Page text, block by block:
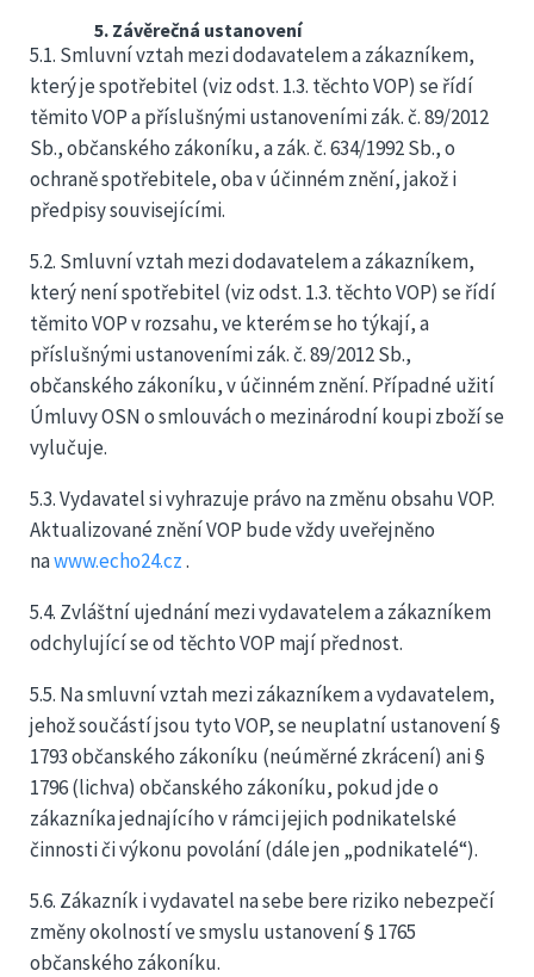
5. Závěrečná ustanovení
5.1. Smluvní vztah mezi dodavatelem a zákazníkem,
který je spotřebitel (viz odst. 1.3. těchto VOP) se řídí
těmito VOP a příslušnými ustanoveními zák. č. 89/2012
Sb., občanského zákoníku, a zák. č. 634/1992 Sb., o
ochraně spotřebitele, oba v účinném znění, jakož i
předpisy souvisejícími.
5.2. Smluvní vztah mezi dodavatelem a zákazníkem,
který není spotřebitel (viz odst. 1.3. těchto VOP) se řídí
těmito VOP v rozsahu, ve kterém se ho týkají, a
příslušnými ustanoveními zák. č. 89/2012 Sb.,
občanského zákoníku, v účinném znění. Případné užití
Úmluvy OSN o smlouvách o mezinárodní koupi zboží se
vylučuje.
5.3. Vydavatel si vyhrazuje právo na změnu obsahu VOP.
Aktualizované znění VOP bude vždy uveřejněno
nawww.echo24.cz.
5.4. Zvláštní ujednání mezi vydavatelem a zákazníkem
odchylující se od těchto VOP mají přednost.
5.5. Na smluvní vztah mezi zákazníkem a vydavatelem,
jehož součástí jsou tyto VOP, se neuplatní ustanovení §
1793 občanského zákoníku (neúměrné zkrácení) ani §
1796 (lichva) občanského zákoníku, pokud jde o
zákazníka jednajícího v rámci jejich podnikatelské
činnosti či výkonu povolání (dále jen „podnikatelé“).
5.6. Zákazník i vydavatel na sebe bere riziko nebezpečí
změny okolností ve smyslu ustanovení § 1765
občanského zákoníku.